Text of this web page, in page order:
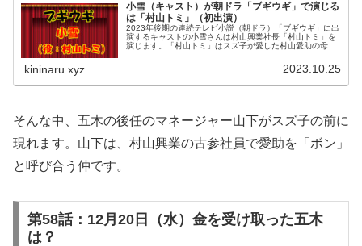
小雪（キャスト）が朝ドラ「ブギウギ」で演じる
は「村山トミ」（初出演）
2023年後期の連続テレビ小説（朝ドラ）「ブギウギ」に出
演するキャストの小雪さんは村山興業社長「村山トミ」を
演じます。「村山トミ」はスズ子が愛した村山愛助の母で
kininaru.xyz 2023.10.25
そんな中、五木の後任のマネージャー山下がスズ子の前に
現れます。山下は、村山興業の古参社員で愛助を「ボン」
と呼び合う仲です。
第58話：12月20日（水）金を受け取った五木
は？